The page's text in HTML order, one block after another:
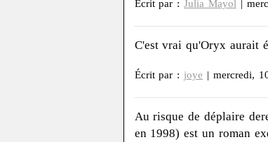
Écrit par :Julia Mayol |
C'est vrai qu'Oryx aurait
Écrit par : joye | mercredi,
Au risque de déplaire
en 1998) est un roman